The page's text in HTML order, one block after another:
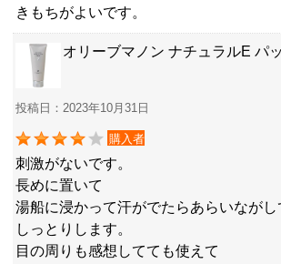
きもちがよいです。
オリーブマノン ナチュラルE パ
投稿日：2023年10月31日
購入者
刺激がないです。
長めに置いて
湯船に浸かって汗がでたらあらいながし
しっとりします。
目の周りも感想してても使えて